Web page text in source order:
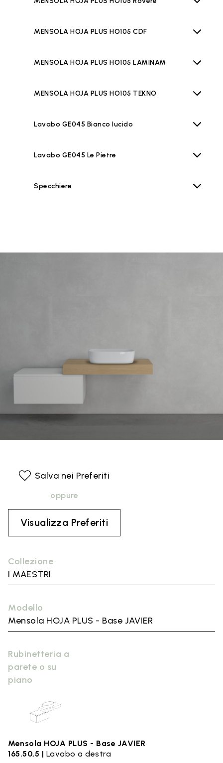
MENSOLA HOJA PLUS HO105 CDF
MENSOLA HOJA PLUS HO105 LAMINAM
MENSOLA HOJA PLUS HO105 TEKNO
Lavabo GE045 Bianco lucido
Lavabo GE045 Le Pietre
Specchiere
Collezione
I MAESTRI
Modello
Mensola HOJA PLUS - Base JAVIER
Rubinetteria a
parete o su
piano
Mensola HOJA PLUS - Base JAVIER
165.50,5 | Lavabo a destra
Salva nei Preferiti
oppure
Visualizza Preferiti